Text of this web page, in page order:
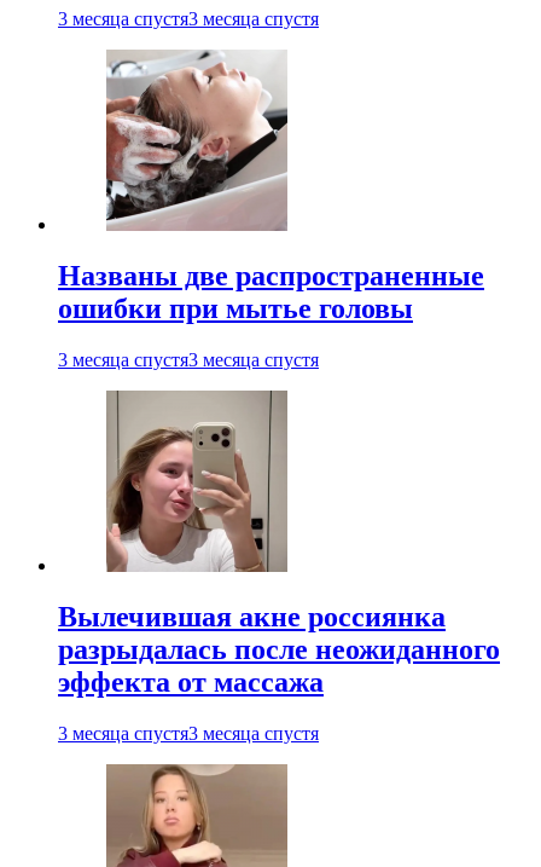
3 месяца спустя3 месяца спустя
Названы две распространенные
ошибки при мытье головы
3 месяца спустя3 месяца спустя
Вылечившая акне россиянка
разрыдалась после неожиданного
эффекта от массажа
3 месяца спустя3 месяца спустя